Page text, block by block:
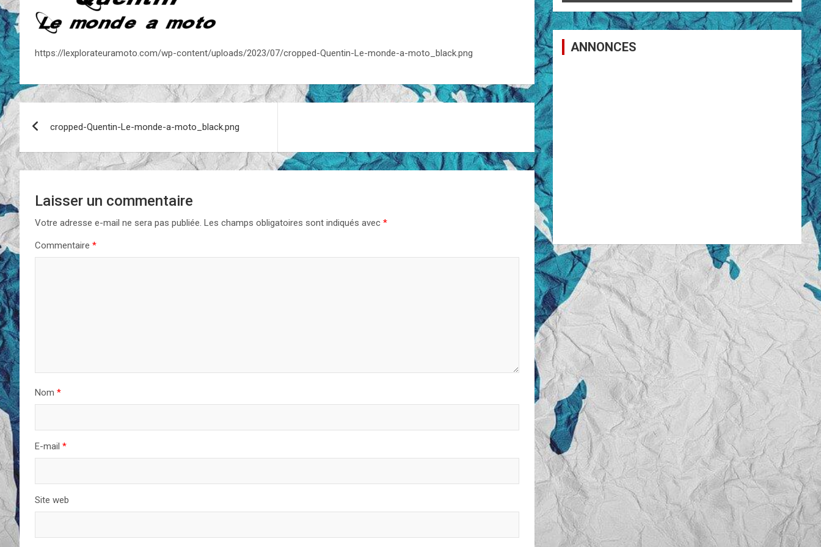
https://lexplorateuramoto.com/wp-content/uploads/2023/07/cropped-Quentin-Le-monde-a-moto_black.png
Navigation
de
l’article
cropped-Quentin-Le-monde-a-moto_black.png
Laisser un commentaire
Votre adresse e-mail ne sera pas publiée. Les champs obligatoires sont indiqués avec *
Commentaire *
Nom *
E-mail *
Site web
ANNONCES